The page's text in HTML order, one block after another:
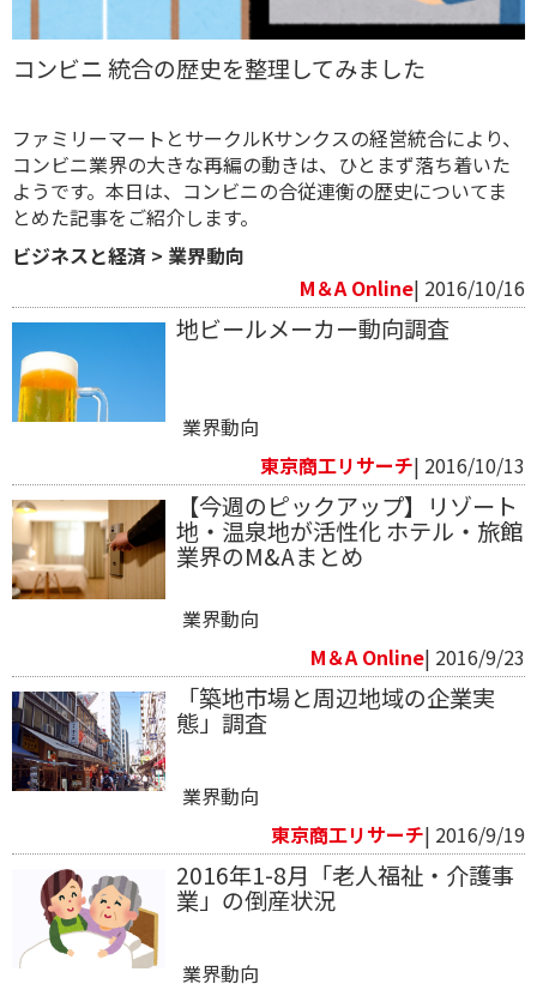
コンビニ 統合の歴史を整理してみました
ファミリーマートとサークルKサンクスの経営統合により、
コンビニ業界の大きな再編の動きは、ひとまず落ち着いた
ようです。本日は、コンビニの合従連衡の歴史についてま
とめた記事をご紹介します。
ビジネスと経済 > 業界動向
M＆A Online| 2016/10/16
地ビールメーカー動向調査
業界動向
東京商工リサーチ| 2016/10/13
【今週のピックアップ】リゾート
地・温泉地が活性化 ホテル・旅館
業界のM&Aまとめ
業界動向
M＆A Online| 2016/9/23
「築地市場と周辺地域の企業実
態」調査
業界動向
東京商工リサーチ| 2016/9/19
2016年1-8月「老人福祉・介護事
業」の倒産状況
業界動向